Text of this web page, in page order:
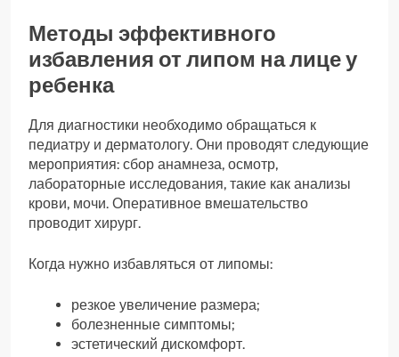
Методы эффективного
избавления от липом на лице у
ребенка
Для диагностики необходимо обращаться к
педиатру и дерматологу. Они проводят следующие
мероприятия: сбор анамнеза, осмотр,
лабораторные исследования, такие как анализы
крови, мочи. Оперативное вмешательство
проводит хирург.
Когда нужно избавляться от липомы:
резкое увеличение размера;
болезненные симптомы;
эстетический дискомфорт.